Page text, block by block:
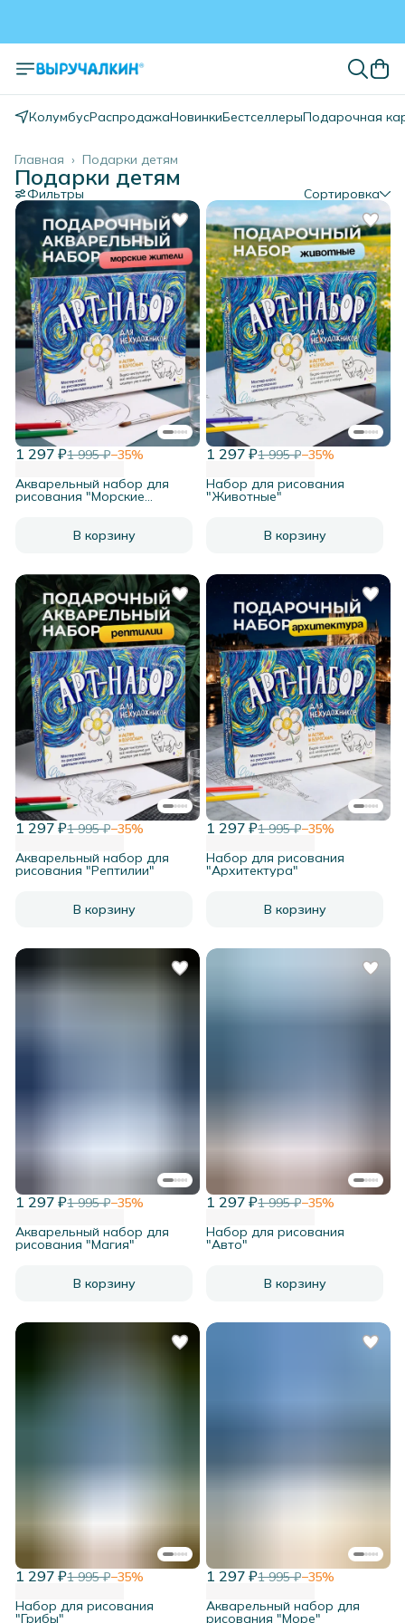
КолумбусРаспродажаНовинкиБестселлерыПодарочная
Подарки детям
Главная ›
Подарки детям
Фильтры Сортировка
1 297 ₽1 995 ₽−35%
Акварельный набор для
рисования "Морские
В корзину
1 297 ₽1 995 ₽−35%
Набор для рисования
"Животные"
В корзину
1 297 ₽1 995 ₽−35%
Акварельный набор для
рисования "Рептилии"
В корзину
1 297 ₽1 995 ₽−35%
Набор для рисования
"Архитектура"
В корзину
1 297 ₽1 995 ₽−35%
Акварельный набор для
рисования "Магия"
В корзину
1 297 ₽1 995 ₽−35%
Набор для рисования
"Авто"
В корзину
1 297 ₽1 995 ₽−35%
Набор для рисования
"Грибы"
1 297 ₽1 995 ₽−35%
Акварельный набор для
рисования "Море"